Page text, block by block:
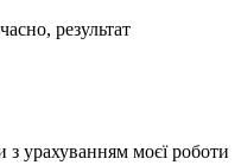
результат
з урахуванням моєї роботи